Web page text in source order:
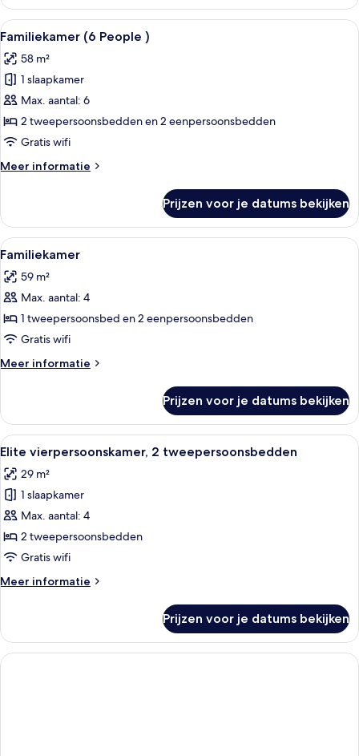
stad
laden
vierpersoonskamer,
slaapkamers,
met
tussendeur,
op
stad
Alle
foto's
voor
Familiekamer
(6
People
)
Een hotelkamer met twee bedden,
5
Familiekamer (6 People )
58 m²
1 slaapkamer
Max. aantal: 6
2 tweepersoonsbedden en 2 eenpersoonsbedden
Gratis wifi
Meer informatie
Meer
(6
People
)
Prijzen voor je datums bekijken
Alle
foto's
voor
Familiekamer
laden
Een hotelkamer met een groot bed,
4
Familiekamer
59 m²
Max. aantal: 4
1 tweepersoonsbed en 2 eenpersoonsbedden
Gratis wifi
Meer informatie
Meer
Prijzen voor je datums bekijken
Alle
foto's
voor
Elite
vierpersoonskamer,
2
tweepersoonsbedden
Een hotelkamer met twee bedden,
4
Elite vierpersoonskamer, 2 tweepersoonsbedden
29 m²
1 slaapkamer
Max. aantal: 4
2 tweepersoonsbedden
Gratis wifi
Meer informatie
Meer
vierpersoonskamer,
tweepersoonsbedden
Prijzen voor je datums bekijken